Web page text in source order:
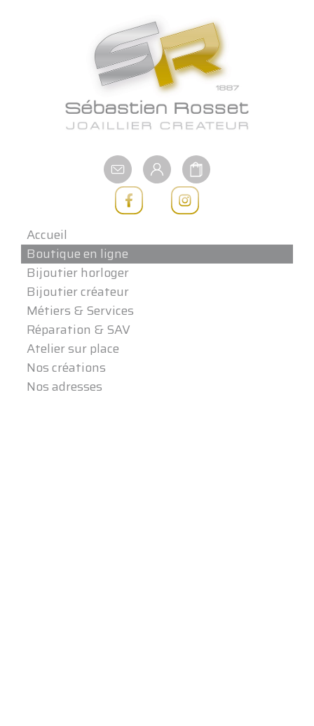
Accueil
Boutique en ligne
Bijoutier horloger
Bijoutier créateur
Métiers & Services
Réparation & SAV
Atelier sur place
Nos créations
Nos adresses